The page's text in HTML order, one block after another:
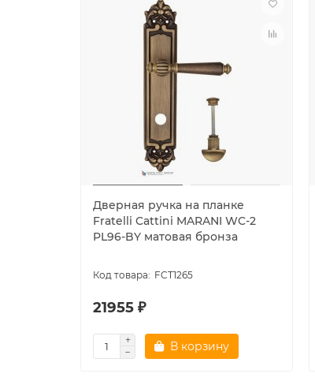
Дверная ручка на планке
Fratelli Cattini MARANI WC-2
PL96-BY матовая бронза
FCT1265
21955 ₽
В корзину